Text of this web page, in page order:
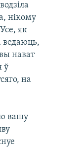
нікому
як
ведаюць,
нават
ў
на
вашу